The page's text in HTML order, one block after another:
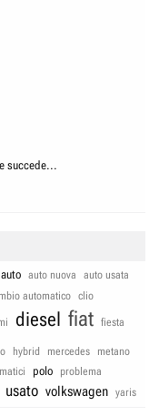
succede...
auto auto nuova
auto usata
automatico clio
diesel fiat fiesta
hybrid mercedes
metano
polo
problema
usato volkswagen yaris